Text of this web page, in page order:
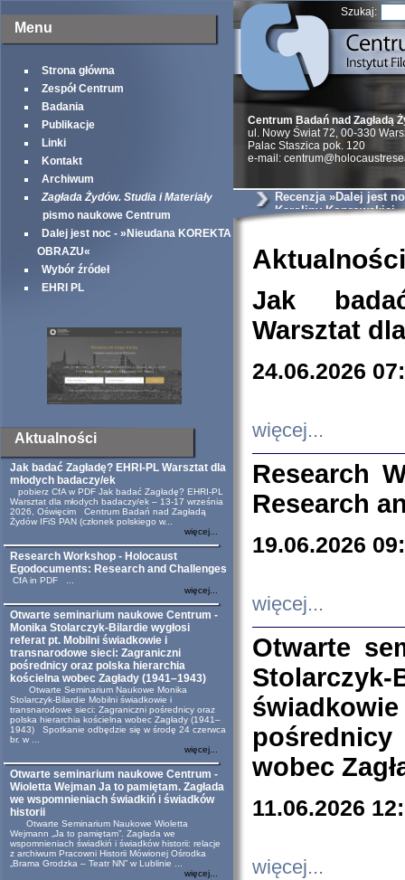
Menu
Strona główna
Zespół Centrum
Badania
Publikacje
Linki
Kontakt
Archiwum
Zagłada Żydów. Studia i Materiały
pismo naukowe Centrum
Dalej jest noc - »Nieudana KOREKTA
OBRAZU«
Wybór źródeł
EHRI PL
Aktualności
Jak badać Zagładę? EHRI-PL Warsztat dla
młodych badaczy/ek
pobierz CfA w PDF Jak badać Zagładę? EHRI-PL
Warsztat dla młodych badaczy/ek – 13-17 września
2026, Oświęcim Centrum Badań nad Zagładą
Żydów IFiS PAN (członek polskiego w...
więcej...
Research Workshop - Holocaust
Egodocuments: Research and Challenges
CfA in PDF ...
więcej...
Otwarte seminarium naukowe Centrum -
Monika Stolarczyk-Bilardie wygłosi
referat pt. Mobilni świadkowie i
transnarodowe sieci: Zagraniczni
pośrednicy oraz polska hierarchia
kościelna wobec Zagłady (1941–1943)
Otwarte Seminarium Naukowe Monika
Stolarczyk-Bilardie Mobilni świadkowie i
transnarodowe sieci: Zagraniczni pośrednicy oraz
polska hierarchia kościelna wobec Zagłady (1941–
1943) Spotkanie odbędzie się w środę 24 czerwca
br. w ...
więcej...
Otwarte seminarium naukowe Centrum -
Wioletta Wejman Ja to pamiętam. Zagłada
we wspomnieniach świadkiń i świadków
historii
Otwarte Seminarium Naukowe Wioletta
Wejmann „Ja to pamiętam”. Zagłada we
wspomnieniach świadkiń i świadków historii: relacje
z archiwum Pracowni Historii Mówionej Ośrodka
„Brama Grodzka – Teatr NN” w Lublinie ...
więcej...
Szukaj:
Centrum Badań nad Zagładą
ul. Nowy Świat 72, 00-330
Palac Staszica pok. 120
e-mail:
Recenzja »Dalej jest
Karoliny Koprowskiej
Aktualności
Jak
Warsztat
24.06.2026
więcej...
Research
Research
19.06.2026
więcej...
Otwarte
wobec
11.06.2026
więcej...